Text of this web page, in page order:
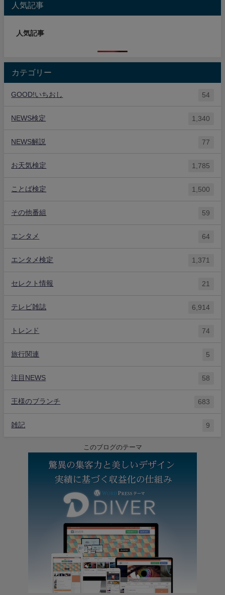
人気記事
人気記事
カテゴリー
GOOD!いちおし 54
NEWS検定 1,340
NEWS解説 77
お天気検定 1,785
ことば検定 1,500
その他番組 59
エンタメ 64
エンタメ検定 1,371
セレクト情報 21
テレビ雑誌 6,914
トレンド 74
旅行関連 5
注目NEWS 58
王様のブランチ 683
雑記 9
このブログのテーマ